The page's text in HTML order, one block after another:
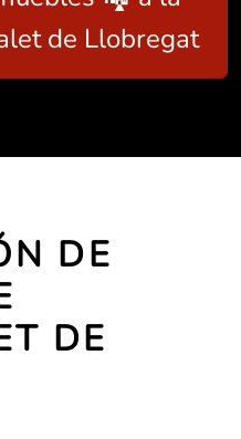
de Llobregat
DE
DE